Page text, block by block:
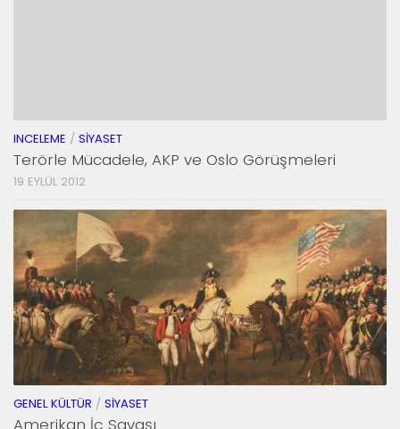
INCELEME / SIYASET
Terörle Mücadele, AKP ve Oslo Görüşmeleri
19 EYLÜL 2012
GENEL KÜLTÜR / SIYASET
Amerikan İç Savaşı